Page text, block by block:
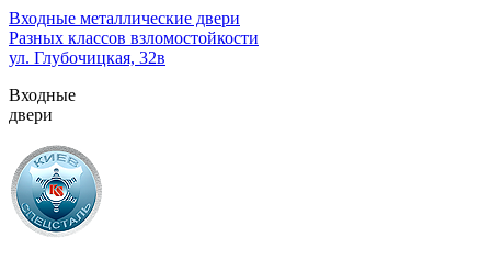
Перейти
к
содержимому
Enter)
Входные металлические двери
Разных классов взломостойкости
ул. Глубочицкая, 32в
Входные
двери